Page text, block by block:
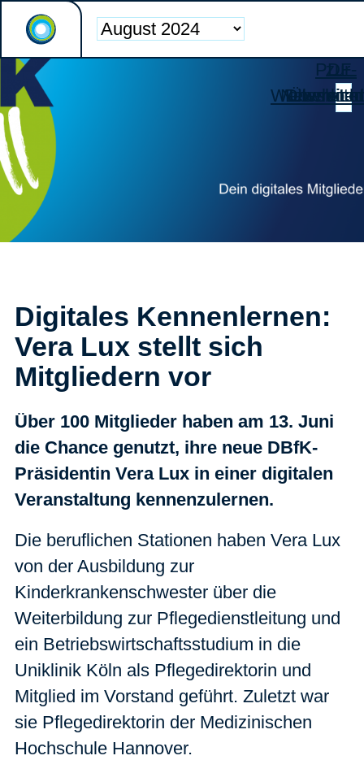
Digitales Kennenlernen:
Vera Lux stellt sich
Mitgliedern vor
Über 100 Mitglieder haben am 13. Juni
die Chance genutzt, ihre neue DBfK-
Präsidentin Vera Lux in einer digitalen
Veranstaltung kennenzulernen.
Die beruflichen Stationen haben Vera Lux
von der Ausbildung zur
Kinderkrankenschwester über die
Weiterbildung zur Pflegedienstleitung und
ein Betriebswirtschaftsstudium in die
Uniklinik Köln als Pflegedirektorin und
Mitglied im Vorstand geführt. Zuletzt war
sie Pflegedirektorin der Medizinischen
Hochschule Hannover.
PDF-
Download
Weiterleiten
zur
Übersicht
Newsletter